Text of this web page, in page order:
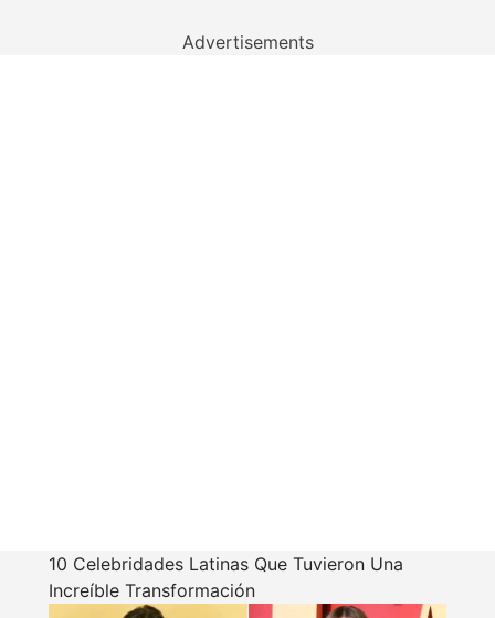
Advertisements
10 Celebridades Latinas Que Tuvieron Una
Increíble Transformación